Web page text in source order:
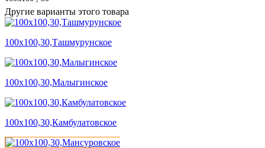
Другие варианты этого товара
100х100,30,Ташмурунское
100х100,30,Малыгинское
100х100,30,Камбулатовское